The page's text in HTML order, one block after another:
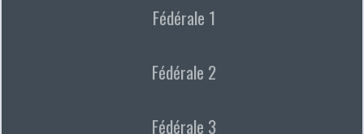
Fédérale 1
Fédérale 2
Fédérale 3